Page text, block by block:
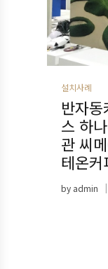
설치사례
반자
스 하
관 씨
테온커
by admin